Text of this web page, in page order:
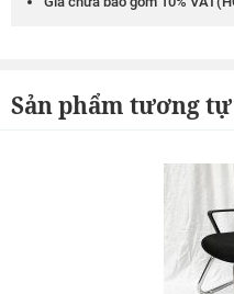
Sản phẩm tương tự